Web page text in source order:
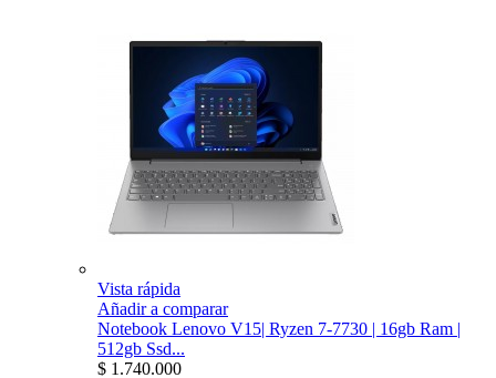
Vista rápida
Añadir a comparar
Notebook Lenovo V15| Ryzen 7-7730 | 16gb Ram |
512gb Ssd...
$ 1.740.000